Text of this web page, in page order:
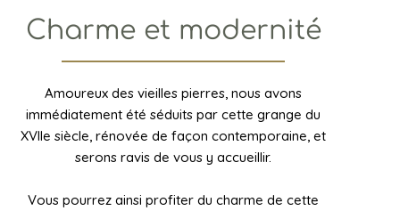
Charme et modernité
Amoureux des vieilles pierres, nous avons
immédiatement été séduits par cette grange du
XVIIe siècle, rénovée de façon contemporaine, et
serons ravis de vous y accueillir.
Vous pourrez ainsi profiter du charme de cette